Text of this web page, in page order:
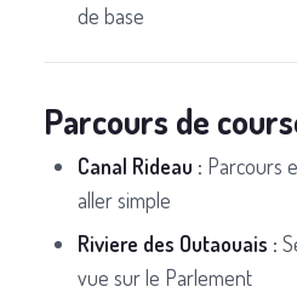
de base
Parcours de
Canal Rideau : Parcours
aller simple
Riviere des Outaouais :
vue sur le Parlement